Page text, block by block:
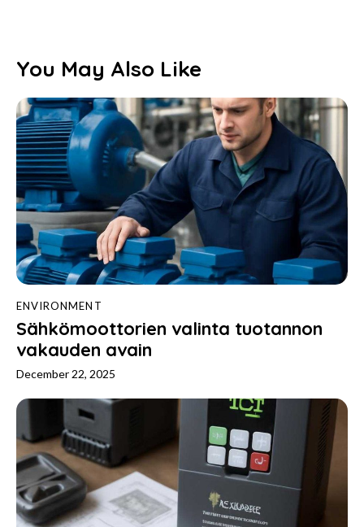
You May Also Like
ENVIRONMENT
Sähkömoottorien valinta tuotannon
vakauden avain
December 22, 2025